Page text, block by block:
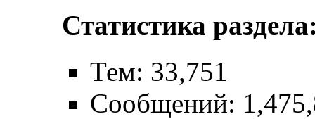
Статистика
Тем: 33,751
Сообщений: